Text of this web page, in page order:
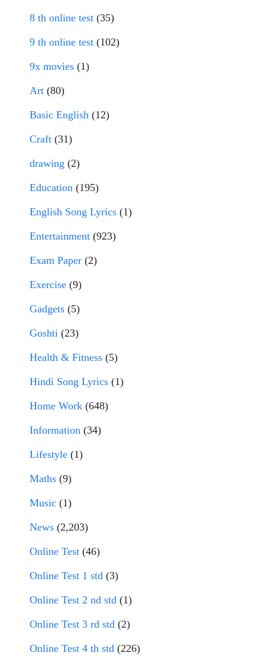
8 th online test (35)
9 th online test (102)
9x movies (1)
Art (80)
Basic English (12)
Craft (31)
drawing (2)
Education (195)
English Song Lyrics (1)
Entertainment (923)
Exam Paper (2)
Exercise (9)
Gadgets (5)
Goshti (23)
Health & Fitness (5)
Hindi Song Lyrics (1)
Home Work (648)
Information (34)
Lifestyle (1)
Maths (9)
Music (1)
News (2,203)
Online Test (46)
Online Test 1 std (3)
Online Test 2 nd std (1)
Online Test 3 rd std (2)
Online Test 4 th std (226)